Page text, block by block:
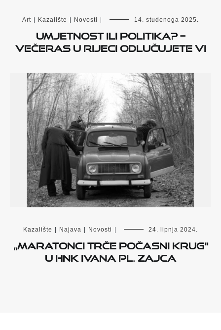
Art Kazalište Novosti 14. studenoga 2025.
Umjetnost ili politika? –
večeras u Rijeci odlučujete vi
Kazalište Najava Novosti 24. lipnja 2024.
„Maratonci trče počasni krug“
u HNK Ivana pl. Zajca